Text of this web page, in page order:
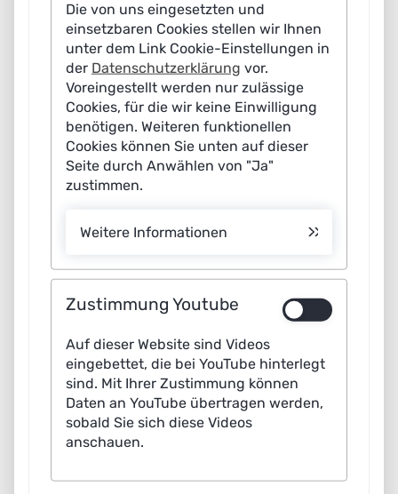
Forschung zu diskutieren. Die fünf universitären KI-
Kompetenzzentren werden im Rahmen der KI-Strategie
der Bundesregierung seit Juli 2022 dauerhaft vom Bund
und dem jeweiligen Sitzland gefördert. Gemeinsam mit
dem DFKI bilden sie ein nationales Forschungsnetzwerk
und sind eine wichtige Säule des deutschen KI-
Ökosystems. Die Plattform Lernende Systeme war mit
einem Informationsstand vertreten und tauschte sich
Die von uns eingesetzten und
einsetzbaren Cookies stellen wir Ihnen
unter dem Link Cookie-Einstellungen in
der Datenschutzerklärung vor.
Voreingestellt werden nur zulässige
Cookies, für die wir keine Einwilligung
benötigen. Weiteren funktionellen
Cookies können Sie unten auf dieser
Seite durch Anwählen von "Ja"
zustimmen.
Weitere Informationen
Zustimmung Youtube
Auf dieser Website sind Videos
eingebettet, die bei YouTube hinterlegt
sind. Mit Ihrer Zustimmung können
Daten an YouTube übertragen werden,
sobald Sie sich diese Videos
anschauen.